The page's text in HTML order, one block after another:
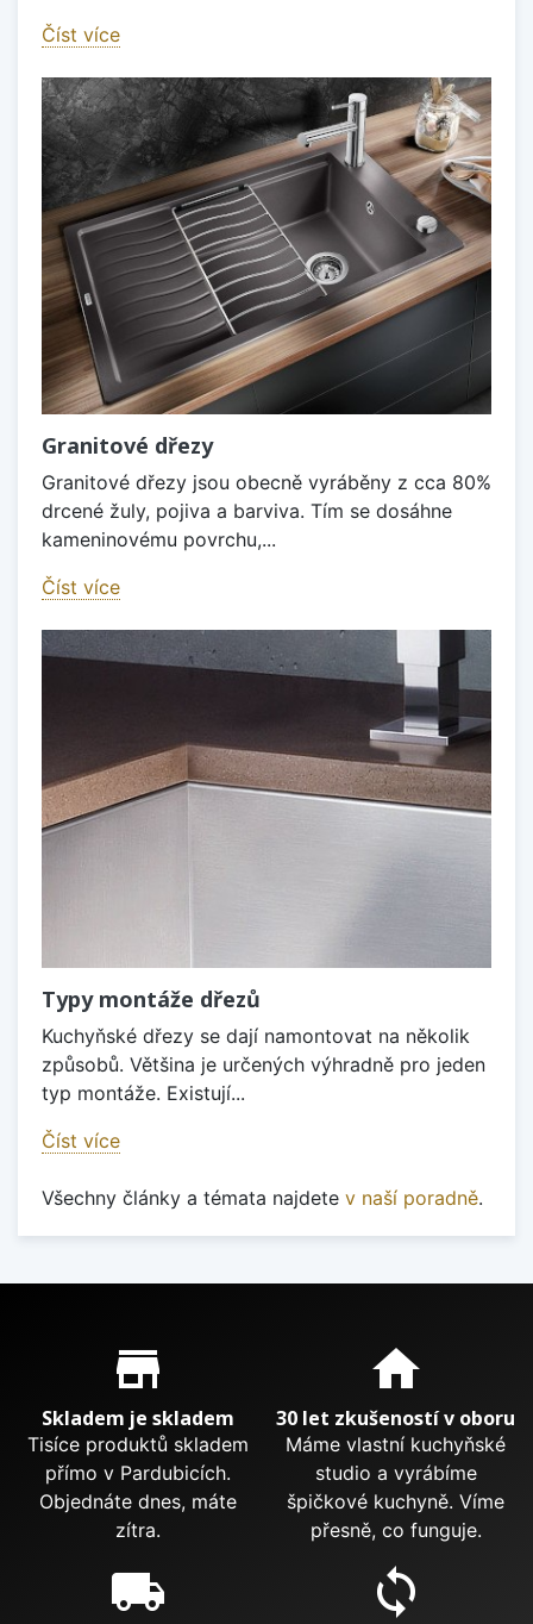
Číst více
Granitové dřezy
Granitové dřezy jsou obecně vyráběny z cca 80%
drcené žuly, pojiva a barviva. Tím se dosáhne
kameninovému povrchu,...
Číst více
Typy montáže dřezů
Kuchyňské dřezy se dají namontovat na několik
způsobů. Většina je určených výhradně pro jeden
typ montáže. Existují...
Číst více
Všechny články a témata najdete v naší poradně.
Proč nakupovat u nás?
store_mall_directory
Skladem je skladem
Tisíce produktů skladem
přímo v Pardubicích.
Objednáte dnes, máte
zítra.
home
30 let zkušeností v oboru
Máme vlastní kuchyňské
studio a vyrábíme
špičkové kuchyně. Víme
přesně, co funguje.
local_shipping sync